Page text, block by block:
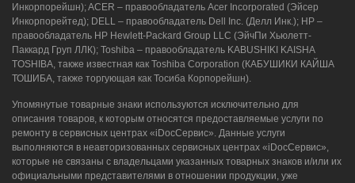
Инкорпорейшн); ACER – правообладатель Acer Incorporated (Эйсер
Инкорпорейтед); DELL – правообладатель Dell Inc. (Делл Инк.); HP –
правообладатель HP Hewlett-Packard Group LLC (ЭйчПи Хьюлетт-
Паккард Груп ЛЛК); Toshiba – правообладатель KABUSHIKI KAISHA
TOSHIBA, также известная как Toshiba Corporation (КАБУШИКИ КАЙША
ТОШИБА, также торгующая как Тосиба Корпорейшн).
Упомянутые товарные знаки используются исключительно для
описания товаров, к которым относятся предоставляемые услуги по
ремонту в сервисных центрах «iDocСервис». Данные услуги
выполняются в неавторизованных сервисных центрах «iDocСервис»,
которые не связаны с владельцами указанных товарных знаков и/или их
официальными представителями в отношении продукции, уже